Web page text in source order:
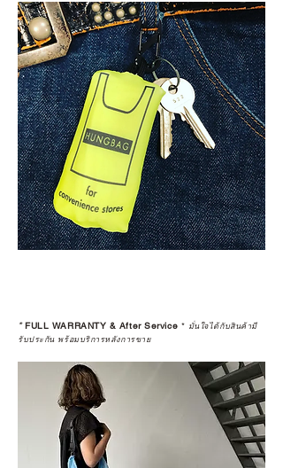
*FULL WARRANTY & After Service * มั่นใจได้กับสินค้ามี
รับประกัน พร้อมบริการหลังการขาย